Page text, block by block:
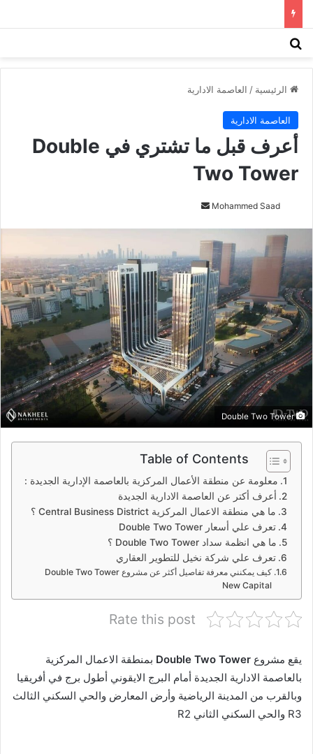
الرئيسية / العاصمة الادارية
العاصمة الادارية
أعرف قبل ما تشتري في Double
Two Tower
Mohammed Saad
أرسل
إلكترونيا
Double Two Tower
Table of Contents
معلومة عن منطقة الأعمال المركزية بالعاصمة الإدارية الجديدة :
أعرف أكتر عن العاصمة الادارية الجديدة
ما هي منطقة الاعمال المركزية Central Business District ؟
تعرف علي أسعار Double Two Tower
ما هي انظمة سداد Double Two Tower ؟
تعرف علي شركة نخيل للتطوير العقاري
كيف يمكنني معرفة تفاصيل أكثر عن مشروع Double Two Tower
New Capital
Rate this post
يقع مشروع
بمنطقة الاعمال المركزية
بالعاصمة الادارية الجديدة أمام البرج الايقوني أطول برج في أفريقيا
وبالقرب من المدينة الرياضية وأرض المعارض والحي السكني الثالث
R3 والحي السكني الثاني R2